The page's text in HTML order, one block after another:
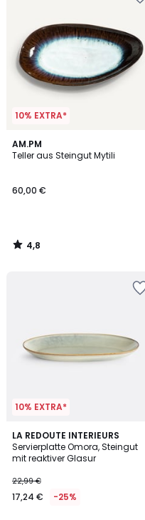
10% EXTRA*
AM.PM
Teller aus Steingut Mytili
60,00 €
4,8
/ 5
4,8
/
10% EXTRA*
LA REDOUTE INTERIEURS
Servierplatte Omora, Steingut
mit reaktiver Glasur
22,99 €
17,24 € -25%
5
/
5